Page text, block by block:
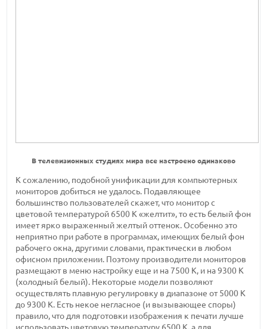
В телевизионных студиях мира все настроено одинаково
К сожалению, подобной унификации для компьютерных
мониторов добиться не удалось. Подавляющее
большинство пользователей скажет, что монитор с
цветовой температурой 6500 К «желтит», то есть белый фон
имеет ярко выраженный желтый оттенок. Особенно это
неприятно при работе в программах, имеющих белый фон
рабочего окна, другими словами, практически в любом
офисном приложении. Поэтому производители мониторов
размещают в меню настройку еще и на 7500 К, и на 9300 К
(холодный белый). Некоторые модели позволяют
осуществлять плавную регулировку в диапазоне от 5000 К
до 9300 К. Есть некое негласное (и вызывающее споры)
правило, что для подготовки изображения к печати лучше